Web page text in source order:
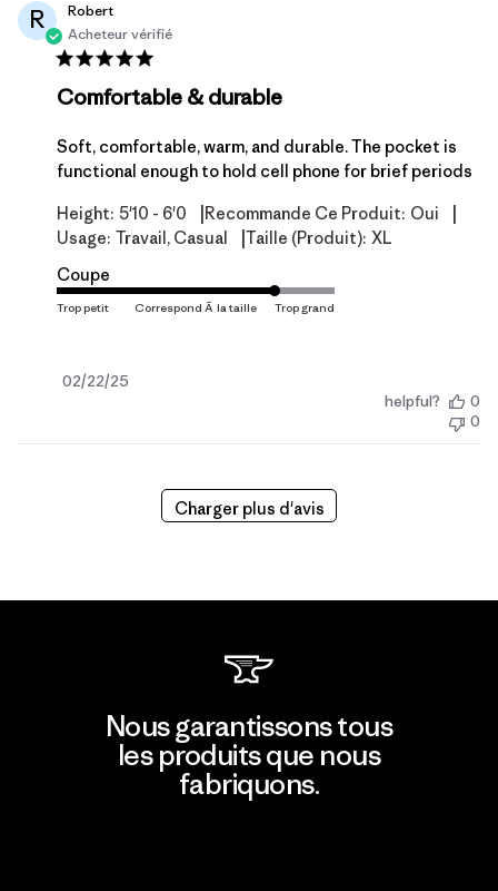
R
Robert
Acheteur vérifié
Comfortable & durable
Soft, comfortable, warm, and durable. The pocket is
functional enough to hold cell phone for brief periods
Height: 5'10 - 6'0 Recommande Ce Produit: Oui
Usage: Travail, Casual Taille (produit): XL
Coupe
Date
02/22/25
helpful?
0
0
Charger plus d'avis
Nous garantissons tous
les produits que nous
fabriquons.